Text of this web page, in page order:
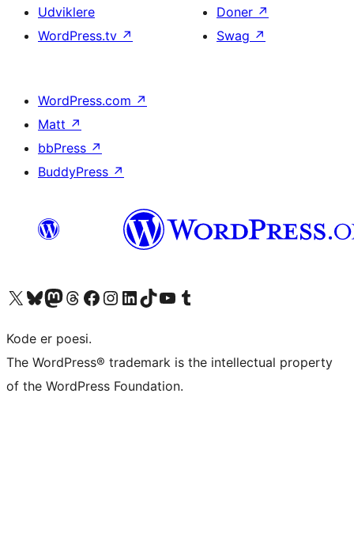
Udviklere
WordPress.tv ↗
Doner ↗
Swag ↗
WordPress.com ↗
Matt ↗
bbPress ↗
BuddyPress ↗
Besøg vores X (tidligere Twitter) konto
Besøg vores Bluesky-konto
Besøg vores Mastodon konto
Besøg vores Threads-konto
Besøg vores Facebook sideBesøg vores Instagram konto
Besøg vores LinkedIn konto
Besøg vores TikTok-konto
Besøg vores YouTube-kanalBesøg vores Tumblr-konto
Kode er poesi.
The WordPress® trademark is the intellectual property
of the WordPress Foundation.